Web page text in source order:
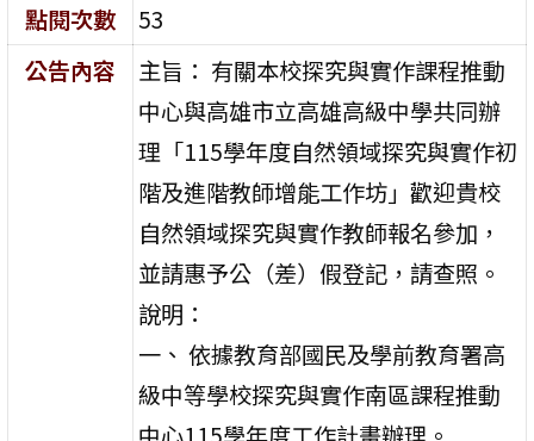
點閱次數
53
公告內容
主旨： 有關本校探究與實作課程推動
中心與高雄市立高雄高級中學共同辦
理「115學年度自然領域探究與實作初
階及進階教師增能工作坊」歡迎貴校
自然領域探究與實作教師報名參加，
並請惠予公（差）假登記，請查照。
說明：
一、 依據教育部國民及學前教育署高
級中等學校探究與實作南區課程推動